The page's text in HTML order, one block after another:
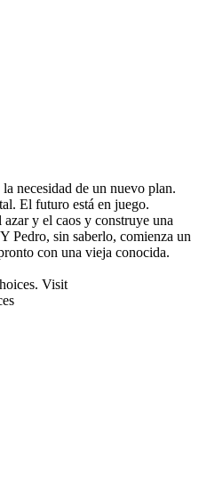
necesidad de un nuevo plan.
El futuro está en juego.
y el caos y construye una
Pedro, sin saberlo, comienza un
con una vieja conocida.
Visit